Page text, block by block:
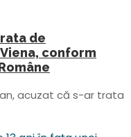
de
conform
acuzat că s-ar trata